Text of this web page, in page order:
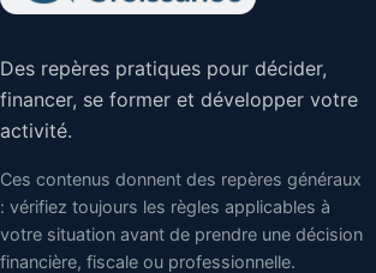
Des repères pratiques pour décider,
financer, se former et développer votre
activité.
Ces contenus donnent des repères généraux
: vérifiez toujours les règles applicables à
votre situation avant de prendre une décision
financière, fiscale ou professionnelle.